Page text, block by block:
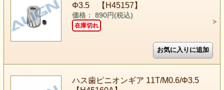
Φ3.5 【H45157】
価格： 890円(税込)
在庫切れ
ハス歯ピニオンギア 11T/M0.6/Φ3.5